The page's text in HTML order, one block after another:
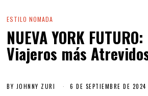
ESTILO NOMADA
NUEVA YORK
Viajeros más
BY JOHNNY ZURI 6 DE SEPTIEMBRE DE 2024